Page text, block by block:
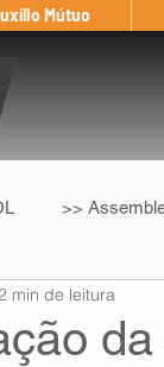
Mútuo
>>
>>
2 min de leitura